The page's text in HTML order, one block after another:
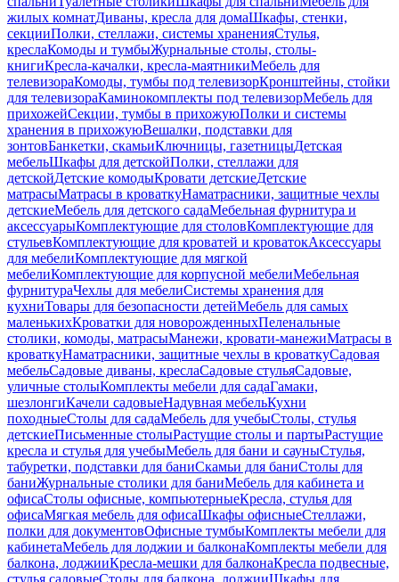
жилых комнатДиваны, кресла для домаШкафы, стенки,
секцииПолки, стеллажи, системы храненияСтулья,
креслаКомоды и тумбыЖурнальные столы, столы-
книгиКресла-качалки, кресла-маятникиМебель для
телевизораКомоды, тумбы под телевизорКронштейны, стойки
для телевизораКаминокомплекты под телевизорМебель для
прихожейСекции, тумбы в прихожуюПолки и системы
хранения в прихожуюВешалки, подставки для
зонтовБанкетки, скамьиКлючницы, газетницыДетская
мебельШкафы для детскойПолки, стеллажи для
детскойДетские комодыКровати детскиеДетские
матрасыМатрасы в кроваткуНаматрасники, защитные чехлы
детскиеМебель для детского садаМебельная фурнитура и
аксессуарыКомплектующие для столовКомплектующие для
стульевКомплектующие для кроватей и кроватокАксессуары
для мебелиКомплектующие для мягкой
мебелиКомплектующие для корпусной мебелиМебельная
фурнитураЧехлы для мебелиСистемы хранения для
кухниТовары для безопасности детейМебель для самых
маленькихКроватки для новорожденныхПеленальные
столики, комоды, матрасыМанежи, кровати-манежиМатрасы в
кроваткуНаматрасники, защитные чехлы в кроваткуСадовая
мебельСадовые диваны, креслаСадовые стульяСадовые,
уличные столыКомплекты мебели для садаГамаки,
шезлонгиКачели садовыеНадувная мебельКухни
походныеСтолы для садаМебель для учебыСтолы, стулья
детскиеПисьменные столыРастущие столы и партыРастущие
кресла и стулья для учебыМебель для бани и сауныСтулья,
табуретки, подставки для баниСкамьи для баниСтолы для
баниЖурнальные столики для баниМебель для кабинета и
офисаСтолы офисные, компьютерныеКресла, стулья для
офисаМягкая мебель для офисаШкафы офисныеСтеллажи,
полки для документовОфисные тумбыКомплекты мебели для
кабинетаМебель для лоджии и балконаКомплекты мебели для
балкона, лоджииКресла-мешки для балконаКресла подвесные,
стулья садовыеСтолы для балкона, лоджииШкафы для